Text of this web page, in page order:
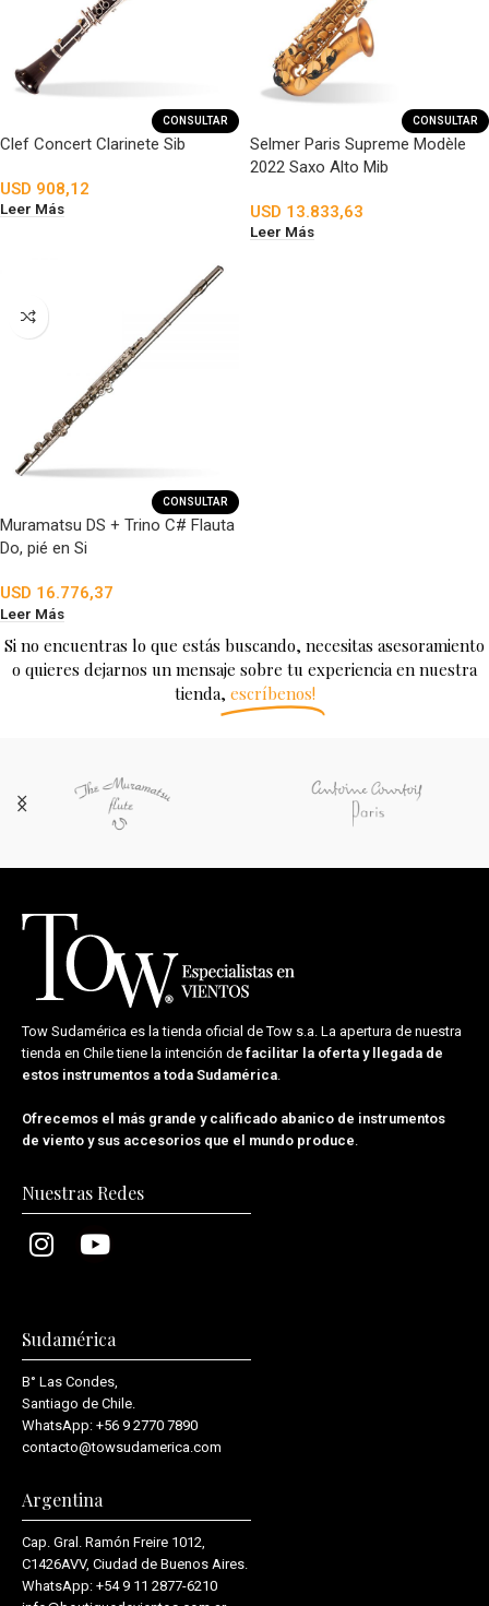
CONSULTAR
Clef Concert Clarinete Sib
USD 908,12
Leer Más
CONSULTAR
Selmer Paris Supreme Modèle
2022 Saxo Alto Mib
USD 13.833,63
Leer Más
CONSULTAR
Muramatsu DS + Trino C# Flauta
Do, pié en Si
USD 16.776,37
Leer Más
Si no encuentras lo que estás buscando, necesitas asesoramiento
o quieres dejarnos un mensaje sobre tu experiencia en nuestra
tienda, escríbenos!
Tow Sudamérica es la tienda oficial deTow s.a. La apertura de nuestra
tienda en Chile tiene la intención de facilitar la oferta y llegada de
estos instrumentos a toda Sudamérica
Ofrecemos el más grande y calificado abanico de instrumentos
de viento y sus accesorios que el mundo produce
Nuestras Redes
Sudamérica
B° Las Condes,
Santiago de Chile.
WhatsApp: +56 9 2770 7890
contacto@towsudamerica.com
Argentina
Cap. Gral. Ramón Freire 1012,
C1426AVV, Ciudad de Buenos Aires.
WhatsApp: +54 9 11 2877-6210